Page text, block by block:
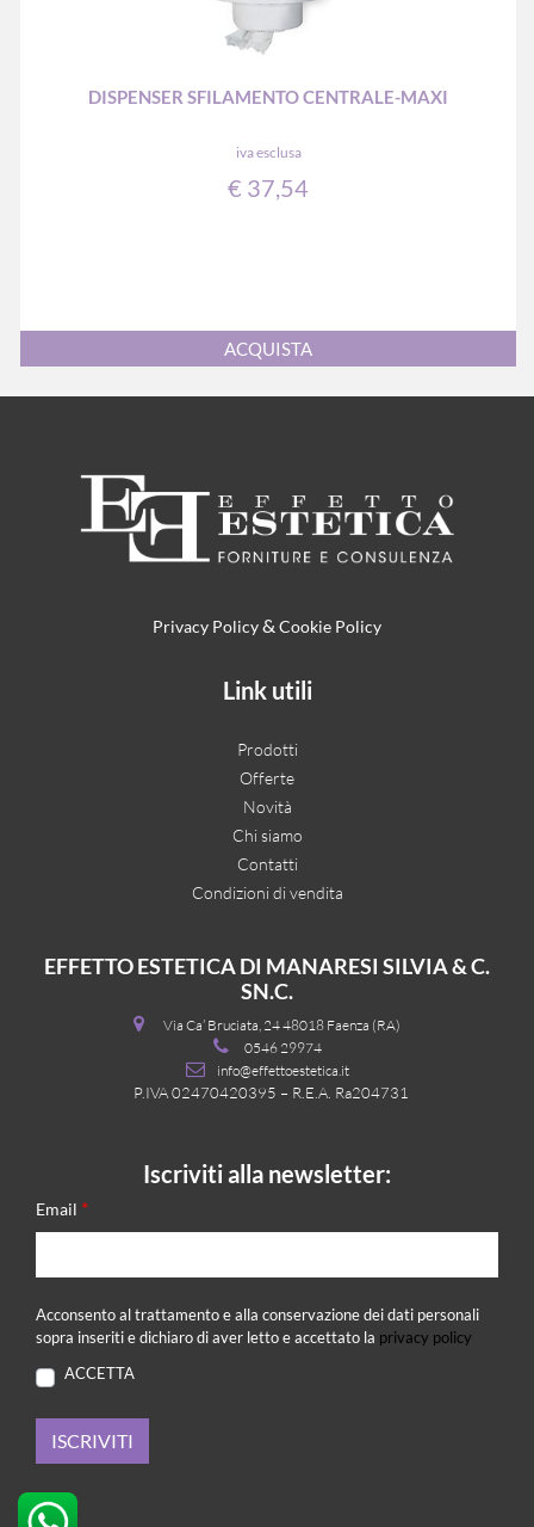
DISPENSER SFILAMENTO CENTRALE-MAXI
iva esclusa
€ 37,54
Quantità
ACQUISTA
Privacy Policy& Cookie Policy
Link utili
Prodotti
Offerte
Novità
Chi siamo
Contatti
Condizioni di vendita
EFFETTO ESTETICA DI MANARESI SILVIA & C.
SN.C.
Via Ca’ Bruciata, 24 48018 Faenza (RA)
0546 29974
info@effettoestetica.it
P.IVA 02470420395 – R.E.A. Ra204731
Iscriviti alla newsletter:
Email *
Acconsento al trattamento e alla conservazione dei dati personali
sopra inseriti e dichiaro di aver letto e accettato la privacy policy
ACCETTA